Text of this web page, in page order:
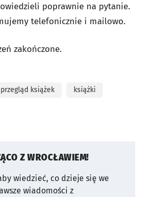
poprawnie na pytanie.
telefonicznie i mailowo.
zakończone.
przegląd książek książki
Z WROCŁAWIEM!
wiedzieć, co dzieje się we
wiadomości z